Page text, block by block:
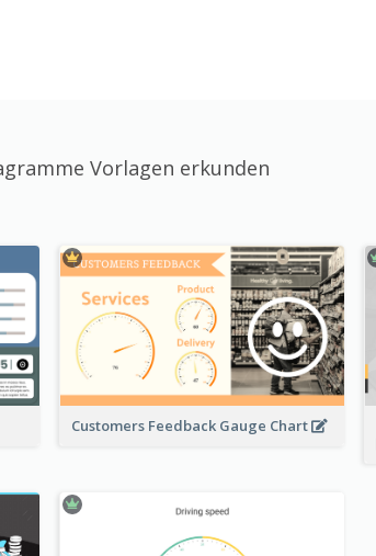
Vorlagen erkunden
Customers Feedback Gauge Chart